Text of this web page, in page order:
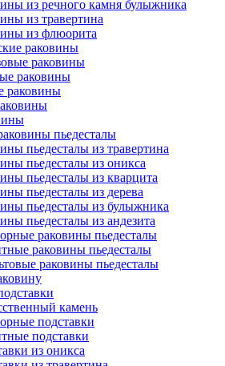
из речного камня булыжника
из травертина
из флюорита
раковины
раковины
раковины
раковины
пьедесталы
пьедесталы из травертина
пьедесталы из оникса
пьедесталы из кварцита
пьедесталы из дерева
пьедесталы из булыжника
пьедесталы из андезита
раковины пьедесталы
раковины пьедесталы
раковины пьедесталы
камень
подставки
подставки
из оникса